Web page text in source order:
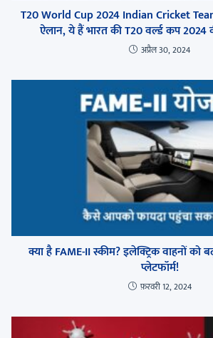
T20 World Cup 2024 Indian Cricket
ऐलान, ये हैं भारत की T20 वर्ल्ड कप 2024
अप्रैल 30, 2024
क्या है FAME-II स्कीम? इलेक्ट्रिक वाहनों को
प्लेटफॉर्म!
फ़रवरी 12, 2024